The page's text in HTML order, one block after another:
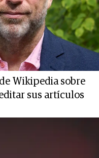
Wikipedia sobre
sus artículos